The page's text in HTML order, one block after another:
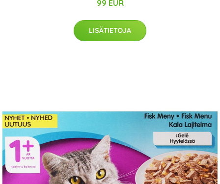
99 EUR
LISÄTIETOJA